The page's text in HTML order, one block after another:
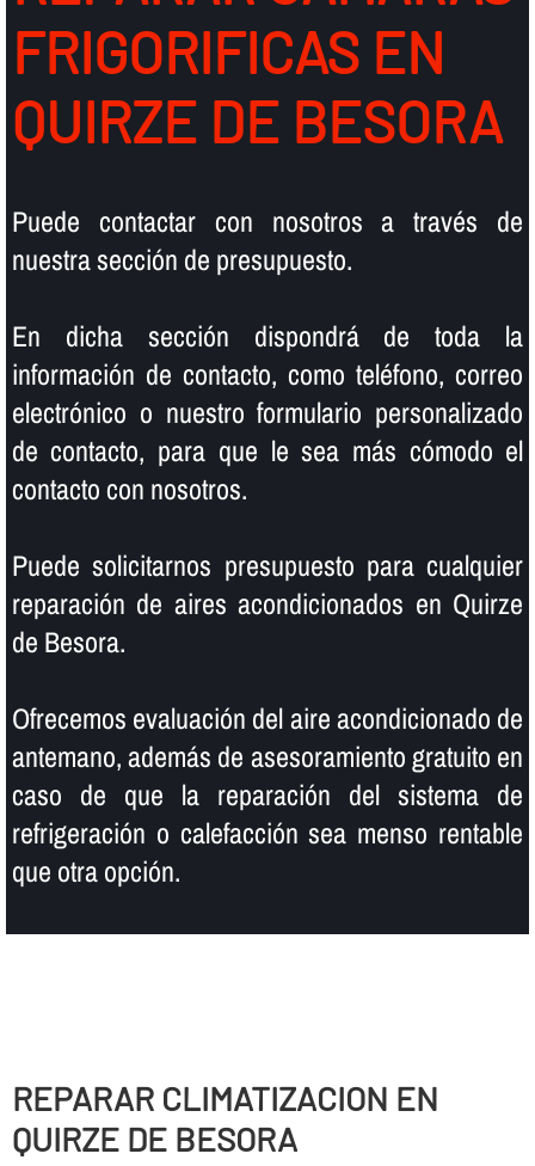
FRIGORIFICAS EN
QUIRZE DE BESORA
Puede contactar con nosotros a través de
nuestra sección de presupuesto.
En dicha sección dispondrá de toda la
información de contacto, como teléfono, correo
electrónico o nuestro formulario personalizado
de contacto, para que le sea más cómodo el
contacto con nosotros.
Puede solicitarnos presupuesto para cualquier
reparación de aires acondicionados en Quirze
de Besora.
Ofrecemos evaluación del aire acondicionado de
antemano, además de asesoramiento gratuito en
caso de que la reparación del sistema de
refrigeración o calefacción sea menso rentable
que otra opción.
REPARAR CLIMATIZACION EN
QUIRZE DE BESORA